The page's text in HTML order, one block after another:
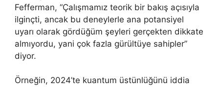
Fefferman, “Çalışmamız teorik bir bakış açısıyla
ilginçti, ancak bu deneylerle ana potansiyel
uyarı olarak gördüğüm şeyleri gerçekten dikkate
almıyordu, yani çok fazla gürültüye sahipler”
diyor.
Örneğin, 2024’te kuantum üstünlüğünü iddia